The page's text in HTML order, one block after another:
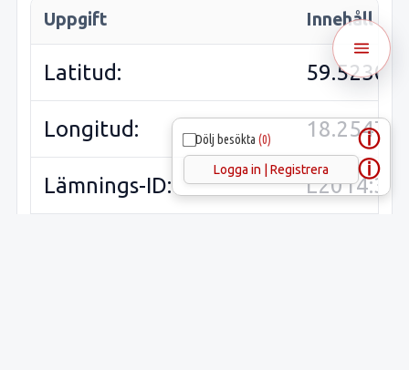
Dölj besökta (0) ⓘ
Logga in | Registrera ⓘ
Uppgift Innehåll
Latitud:
Longitud:
Lämnings-ID: